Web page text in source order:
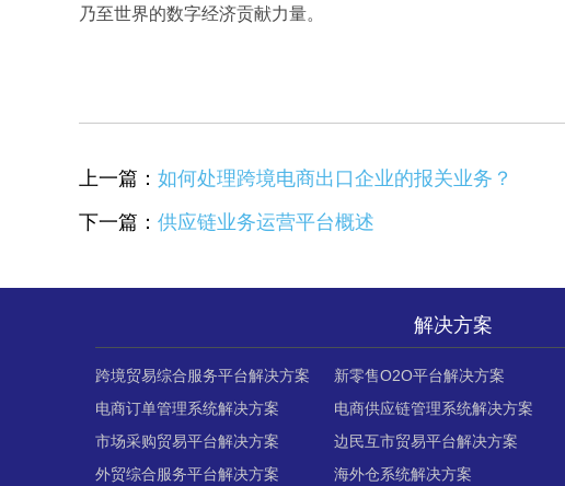
乃至世界的数字经济贡献力量。
上一篇： 如何处理跨境电商出口企业的报关业务？
下一篇： 供应链业务运营平台概述
解决方案
跨境贸易综合服务平台解决方案 新零售O2O平台解决方案
电商订单管理系统解决方案
电商供应链管理系统解决方案
市场采购贸易平台解决方案
边民互市贸易平台解决方案
外贸综合服务平台解决方案
海外仓系统解决方案